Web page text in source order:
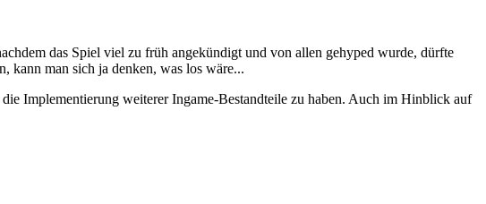
das Spiel viel zu früh angekündigt und von allen gehyped wurde, dürfte
kann man sich ja denken, was los wäre...
Implementierung weiterer Ingame-Bestandteile zu haben. Auch im Hinblick auf